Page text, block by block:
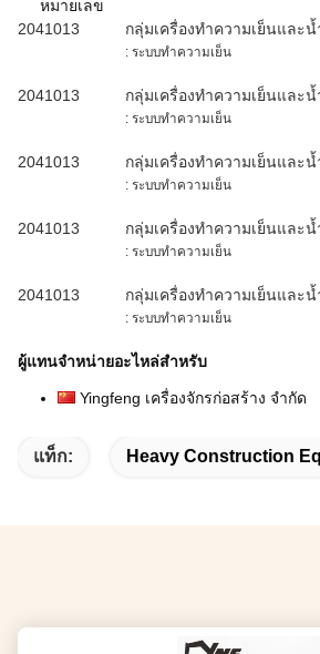
หมายเลข
2041013
กลุ่มเครื่องทำความเย็นและ
: ระบบทำความเย็น
2041013 กลุ่มเครื่องทำความเย็นและ
: ระบบทำความเย็น
2041013 กลุ่มเครื่องทำความเย็นและ
: ระบบทำความเย็น
2041013 กลุ่มเครื่องทำความเย็นและ
: ระบบทำความเย็น
2041013 กลุ่มเครื่องทำความเย็นและ
: ระบบทำความเย็น
ผู้แทนจำหน่ายอะไหล่สำหรับ
Yingfeng เครื่องจักรก่อสร้าง จำกัด
แท็ก: Heavy Construction